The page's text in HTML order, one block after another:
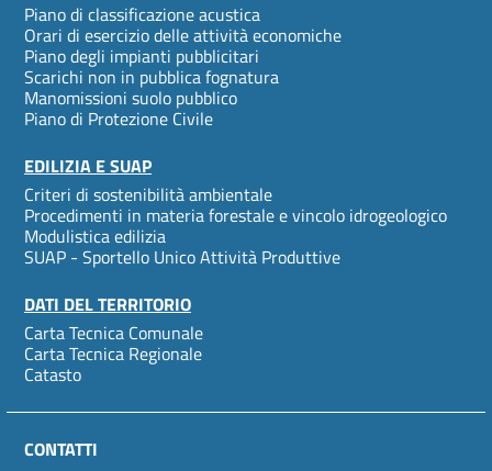
Piano di classificazione acustica
Orari di esercizio delle attività economiche
Piano degli impianti pubblicitari
Scarichi non in pubblica fognatura
Manomissioni suolo pubblico
Piano di Protezione Civile
EDILIZIA E SUAP
Criteri di sostenibilità ambientale
Procedimenti in materia forestale e vincolo idrogeologico
Modulistica edilizia
SUAP - Sportello Unico Attività Produttive
DATI DEL TERRITORIO
Carta Tecnica Comunale
Carta Tecnica Regionale
Catasto
CONTATTI